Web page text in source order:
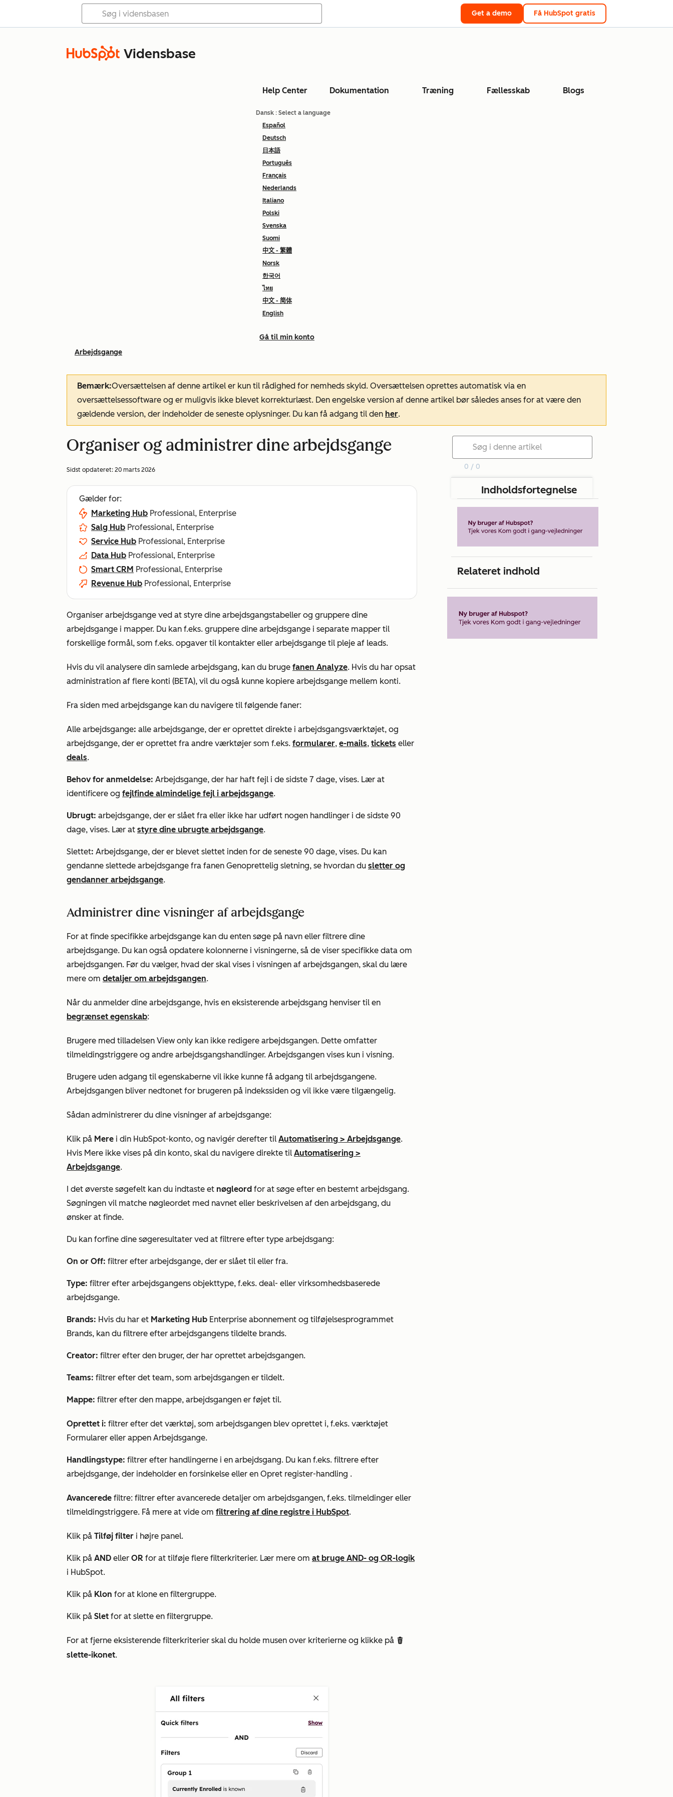
Get a demo Få HubSpot gratis
Vidensbase
Help Center Dokumentation Træning Fællesskab Blogs
Dansk : Select a language
Español
Deutsch
日本語
Português
Français
Nederlands
Italiano
Polski
Svenska
Suomi
中文 - 繁體
Norsk
한국어
ไทย
中文 - 简体
English
Gå til min konto
Arbejdsgange
Bemærk:Oversættelsen af denne artikel er kun til rådighed for nemheds skyld. Oversættelsen oprettes automatisk via en
oversættelsessoftware og er muligvis ikke blevet korrekturlæst. Den engelske version af denne artikel bør således anses for at være den
gældende version, der indeholder de seneste oplysninger. Du kan få adgang til den her.
Organiser og administrer dine arbejdsgange
Sidst opdateret: 20 marts 2026
Gælder for:
Marketing Hub Professional, Enterprise
Salg Hub Professional, Enterprise
Service Hub Professional, Enterprise
Data Hub Professional, Enterprise
Smart CRM Professional, Enterprise
Revenue Hub Professional, Enterprise
Organiser arbejdsgange ved at styre dine arbejdsgangstabeller og gruppere dine
arbejdsgange i mapper. Du kan f.eks. gruppere dine arbejdsgange i separate mapper til
forskellige formål, som f.eks. opgaver til kontakter eller arbejdsgange til pleje af leads.
Hvis du vil analysere din samlede arbejdsgang, kan du bruge fanen Analyze. Hvis du har opsat
administration af flere konti (BETA), vil du også kunne kopiere arbejdsgange mellem konti.
Fra siden med arbejdsgange kan du navigere til følgende faner:
Alle arbejdsgange: alle arbejdsgange, der er oprettet direkte i arbejdsgangsværktøjet, og
arbejdsgange, der er oprettet fra andre værktøjer som f.eks. formularer, e-mails, tickets eller
deals.
Behov for anmeldelse: Arbejdsgange, der har haft fejl i de sidste 7 dage, vises. Lær at
identificere og fejlfinde almindelige fejl i arbejdsgange.
Ubrugt: arbejdsgange, der er slået fra eller ikke har udført nogen handlinger i de sidste 90
dage, vises. Lær at styre dine ubrugte arbejdsgange.
Slettet: Arbejdsgange, der er blevet slettet inden for de seneste 90 dage, vises. Du kan
gendanne slettede arbejdsgange fra fanen Genoprettelig sletning, se hvordan du sletter og
gendanner arbejdsgange.
Administrer dine visninger af arbejdsgange
For at finde specifikke arbejdsgange kan du enten søge på navn eller filtrere dine
arbejdsgange. Du kan også opdatere kolonnerne i visningerne, så de viser specifikke data om
arbejdsgangen. Før du vælger, hvad der skal vises i visningen af arbejdsgangen, skal du lære
mere om detaljer om arbejdsgangen.
Når du anmelder dine arbejdsgange, hvis en eksisterende arbejdsgang henviser til en
begrænset egenskab:
Brugere med tilladelsen View only kan ikke redigere arbejdsgangen. Dette omfatter
tilmeldingstriggere og andre arbejdsgangshandlinger. Arbejdsgangen vises kun i visning.
Brugere uden adgang til egenskaberne vil ikke kunne få adgang til arbejdsgangene.
Arbejdsgangen bliver nedtonet for brugeren på indekssiden og vil ikke være tilgængelig.
Sådan administrerer du dine visninger af arbejdsgange:
Klik på Mere i din HubSpot-konto, og navigér derefter til Automatisering > Arbejdsgange.
Hvis Mere ikke vises på din konto, skal du navigere direkte til Automatisering >
Arbejdsgange.
I det øverste søgefelt kan du indtaste et nøgleord for at søge efter en bestemt arbejdsgang.
Søgningen vil matche nøgleordet med navnet eller beskrivelsen af den arbejdsgang, du
ønsker at finde.
Du kan forfine dine søgeresultater ved at filtrere efter type arbejdsgang:
On or Off: filtrer efter arbejdsgange, der er slået til eller fra.
Type: filtrer efter arbejdsgangens objekttype, f.eks. deal- eller virksomhedsbaserede
arbejdsgange.
Brands: Hvis du har et Marketing Hub Enterprise abonnement og tilføjelsesprogrammet
Brands, kan du filtrere efter arbejdsgangens tildelte brands.
Creator: filtrer efter den bruger, der har oprettet arbejdsgangen.
Teams: filtrer efter det team, som arbejdsgangen er tildelt.
Mappe: filtrer efter den mappe, arbejdsgangen er føjet til.
Oprettet i: filtrer efter det værktøj, som arbejdsgangen blev oprettet i, f.eks. værktøjet
Formularer eller appen Arbejdsgange.
Handlingstype: filtrer efter handlingerne i en arbejdsgang. Du kan f.eks. filtrere efter
arbejdsgange, der indeholder en forsinkelse eller en Opret register-handling .
Avancerede filtre: filtrer efter avancerede detaljer om arbejdsgangen, f.eks. tilmeldinger eller
tilmeldingstriggere. Få mere at vide om filtrering af dine registre i HubSpot.
Klik på Tilføj filter i højre panel.
Klik på AND eller OR for at tilføje flere filterkriterier. Lær mere om at bruge AND- og OR-logik
i HubSpot.
Klik på Klon for at klone en filtergruppe.
Klik på Slet for at slette en filtergruppe.
For at fjerne eksisterende filterkriterier skal du holde musen over kriterierne og klikke på delete
slette-ikonet.
0 / 0
Indholdsfortegnelse
Relateret indhold